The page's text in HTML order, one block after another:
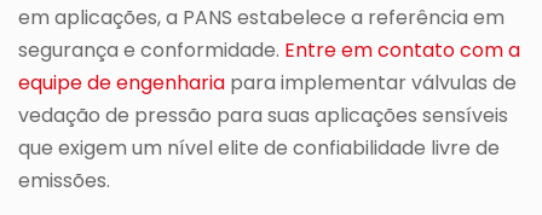
em aplicações, a PANS estabelece a referência em
segurança e conformidade. Entre em contato com a
equipe de engenharia para implementar válvulas de
vedação de pressão para suas aplicações sensíveis
que exigem um nível elite de confiabilidade livre de
emissões.